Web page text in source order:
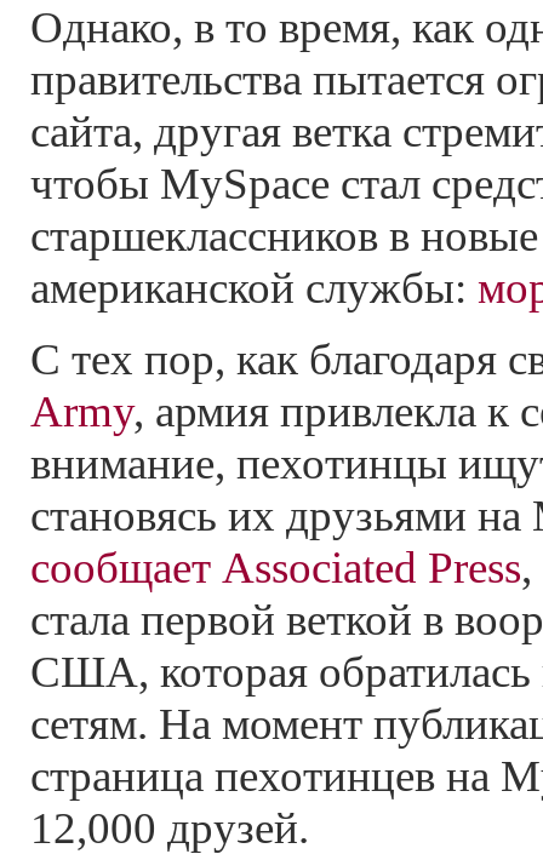
Однако, в то время, как
правительства пытается
сайта, другая ветка
чтобы MySpace стал
старшеклассников в
американской службы:
С тех пор, как благодаря
Army, армия привлекла к
внимание, пехотинцы
становясь их друзьями
сообщает Associated Press
стала первой веткой в
США, которая
сетям. На момент
страница пехотинцев на
12,000 друзей.